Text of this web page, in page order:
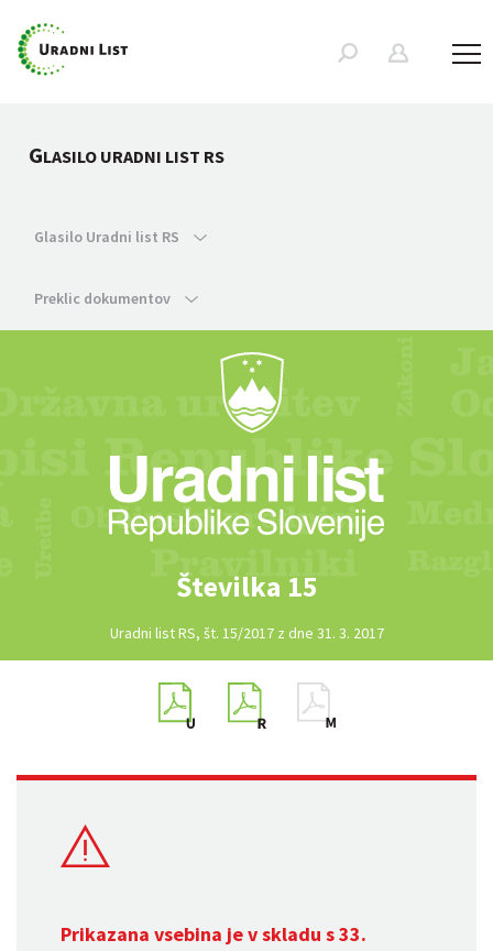
GLASILO URADNI LIST RS
Glasilo Uradni list RS
Preklic dokumentov
Številka 15
Uradni list RS, št. 15/2017 z dne 31. 3. 2017
Prikazana vsebina je v skladu s 33.